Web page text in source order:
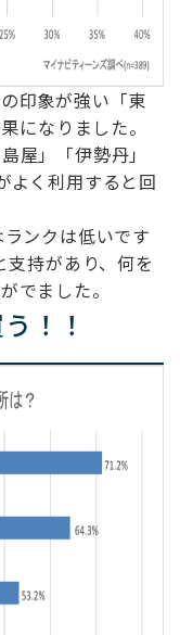
印象が強い「東
になりました。
屋」「伊勢丹」
よく利用すると回
ンクは低いです
持があり、何を
でました。
！！